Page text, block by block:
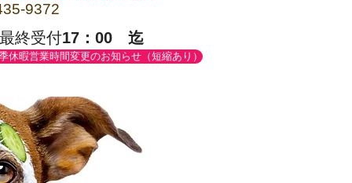
9372
最終受付17：00 迄
休暇営業時間変更のお知らせ（短縮あり）